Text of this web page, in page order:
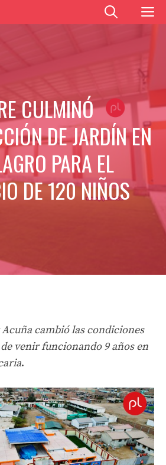
CULMINÓ
DE JARDÍN EN
PARA EL
DE 120 NIÑOS
cambió las condiciones
venir funcionando 9 años en
.